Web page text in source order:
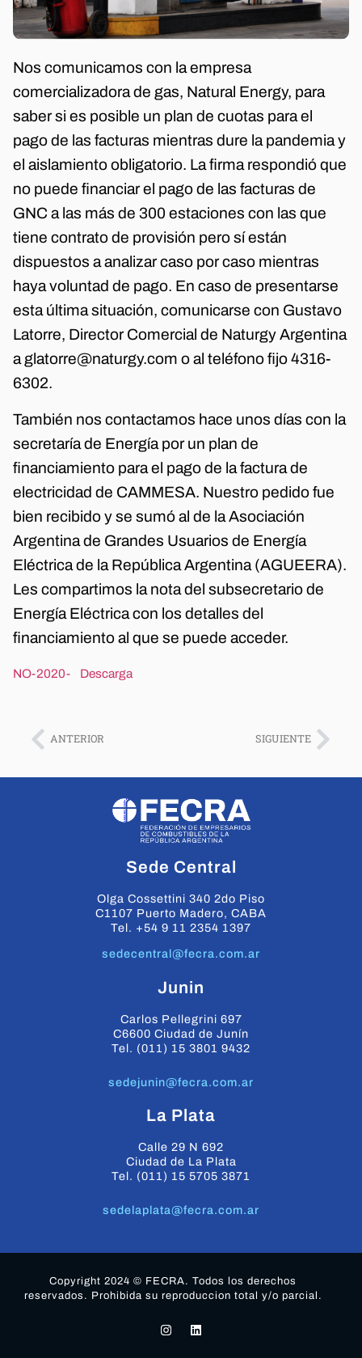
Nos comunicamos con la empresa
comercializadora de gas, Natural Energy, para
saber si es posible un plan de cuotas para el
pago de las facturas mientras dure la pandemia y
el aislamiento obligatorio. La firma respondió que
no puede financiar el pago de las facturas de
GNC a las más de 300 estaciones con las que
tiene contrato de provisión pero sí están
dispuestos a analizar caso por caso mientras
haya voluntad de pago. En caso de presentarse
esta última situación, comunicarse con Gustavo
Latorre, Director Comercial de Naturgy Argentina
a glatorre@naturgy.com o al teléfono fijo 4316-
6302.
También nos contactamos hace unos días con la
secretaría de Energía por un plan de
financiamiento para el pago de la factura de
electricidad de CAMMESA. Nuestro pedido fue
bien recibido y se sumó al de la Asociación
Argentina de Grandes Usuarios de Energía
Eléctrica de la República Argentina (AGUEERA).
Les compartimos la nota del subsecretario de
Energía Eléctrica con los detalles del
financiamiento al que se puede acceder.
NO-2020- Descarga
ANTERIOR SIGUIENTE
Sede Central
Olga Cossettini 340 2do Piso
C1107 Puerto Madero, CABA
Tel. +54 9 11 2354 1397
sedecentral@fecra.com.ar
Junin
Carlos Pellegrini 697
C6600 Ciudad de Junín
Tel. (011) 15 3801 9432
sedejunin@fecra.com.ar
La Plata
Calle 29 N 692
Ciudad de La Plata
Tel. (011) 15 5705 3871
sedelaplata@fecra.com.ar
Copyright 2024 © FECRA. Todos los derechos
reservados. Prohibida su reproduccion total y/o parcial.